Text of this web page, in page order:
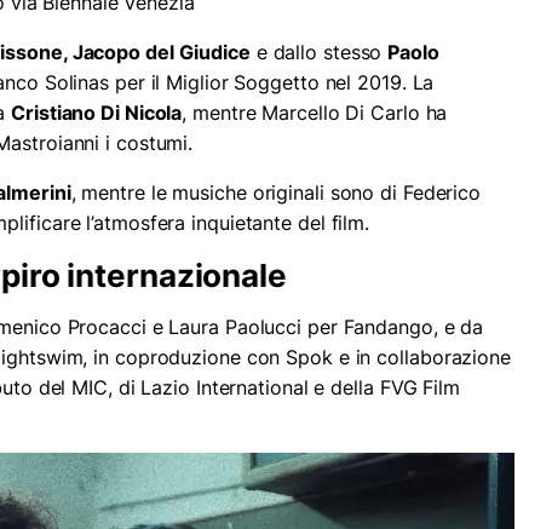
Jacopo del Giudice e dallo stesso Paolo
Solinas per il Miglior Soggetto nel 2019. La
Cristiano Di Nicola, mentre Marcello Di Carlo ha
i costumi.
, mentre le musiche originali sono di Federico
l’atmosfera inquietante del film.
internazionale
Procacci e Laura Paolucci per Fandango, e da
in coproduzione con Spok e in collaborazione
del MIC, di Lazio International e della FVG Film